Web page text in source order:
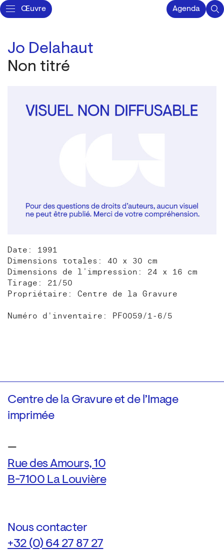
Œuvre Agenda
Jo Delahaut
Non titré
Date: 1991
Dimensions totales: 40 x 30 cm
Dimensions de l’impression: 24 x 16 cm
Tirage: 21/50
Propriétaire: Centre de la Gravure
Numéro d'inventaire: PF0059/1-6/5
Centre de la Gravure et de l’Image
imprimée
—
Rue des Amours, 10
B-7100 La Louvière
Nous contacter
+32 (0) 64 27 87 27